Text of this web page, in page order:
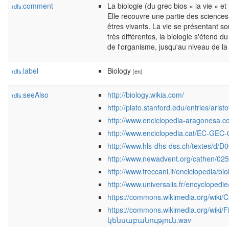
rdfs:comment
La biologie (du grec bios « la vie »
Elle recouvre une partie des
êtres vivants. La vie se présentant
très différentes, la biologie s'étend
de l'organisme, jusqu'au niveau de
rdfs:label Biology(en)
rdfs:seeAlso
http://biology.wikia.com/
http://plato.stanford.edu/entries/
http://www.enciclopedia-
http://www.enciclopedia.cat/EC-
http://www.hls-dhs-dss.ch/textes/d/
http://www.newadvent.org/cathen/
http://www.treccani.it/enciclopedia/
http://www.universalis.fr/
https://commons.wikimedia.org/wiki/
https://commons.wikimedia.org/wiki/
կենսաբանություն.wav